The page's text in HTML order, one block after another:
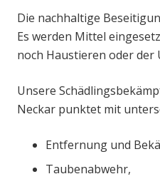
Die nachhaltige
Es werden Mittel
noch Haustieren oder der
Unsere
Neckar punktet mit
Entfernung und
Taubenabwehr,